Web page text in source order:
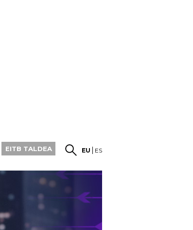
EITB TALDEA EU ES